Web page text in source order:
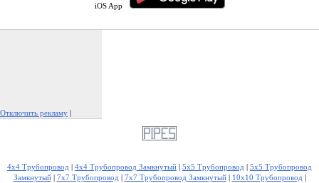
iOS App
Отключить рекламу |
4x4 Трубопровод | 4x4 Трубопровод Замкнутый | 5x5 Трубопровод | 5x5 Трубопровод
Замкнутый| 7x7 Трубопровод | 7x7 Трубопровод Замкнутый| 10x10 Трубопровод |